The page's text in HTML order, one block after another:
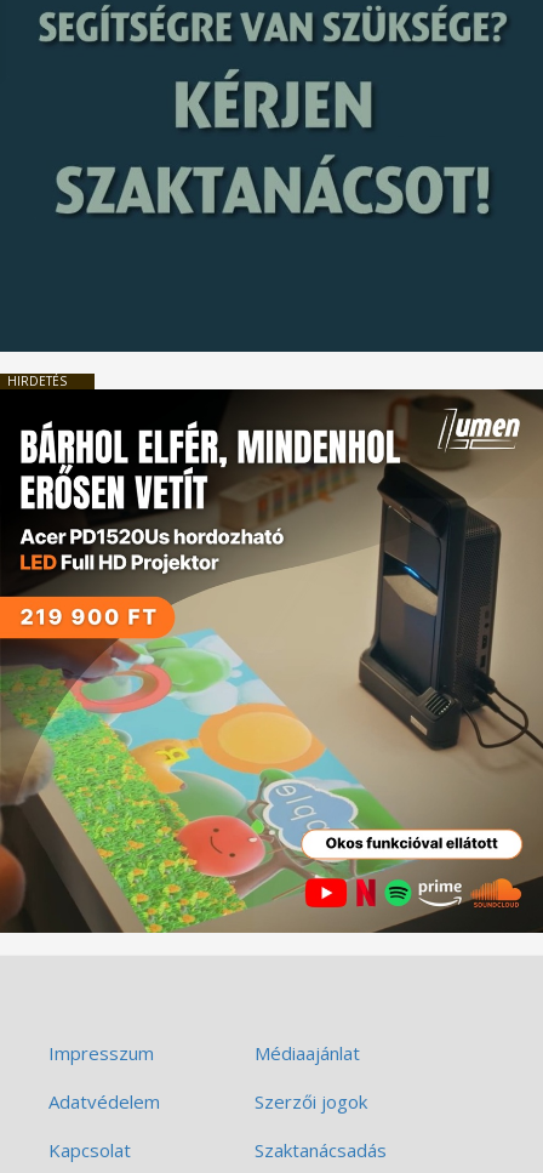
HIRDETÉS
Impresszum
Médiaajánlat
Adatvédelem
Szerzői jogok
Kapcsolat
Szaktanácsadás